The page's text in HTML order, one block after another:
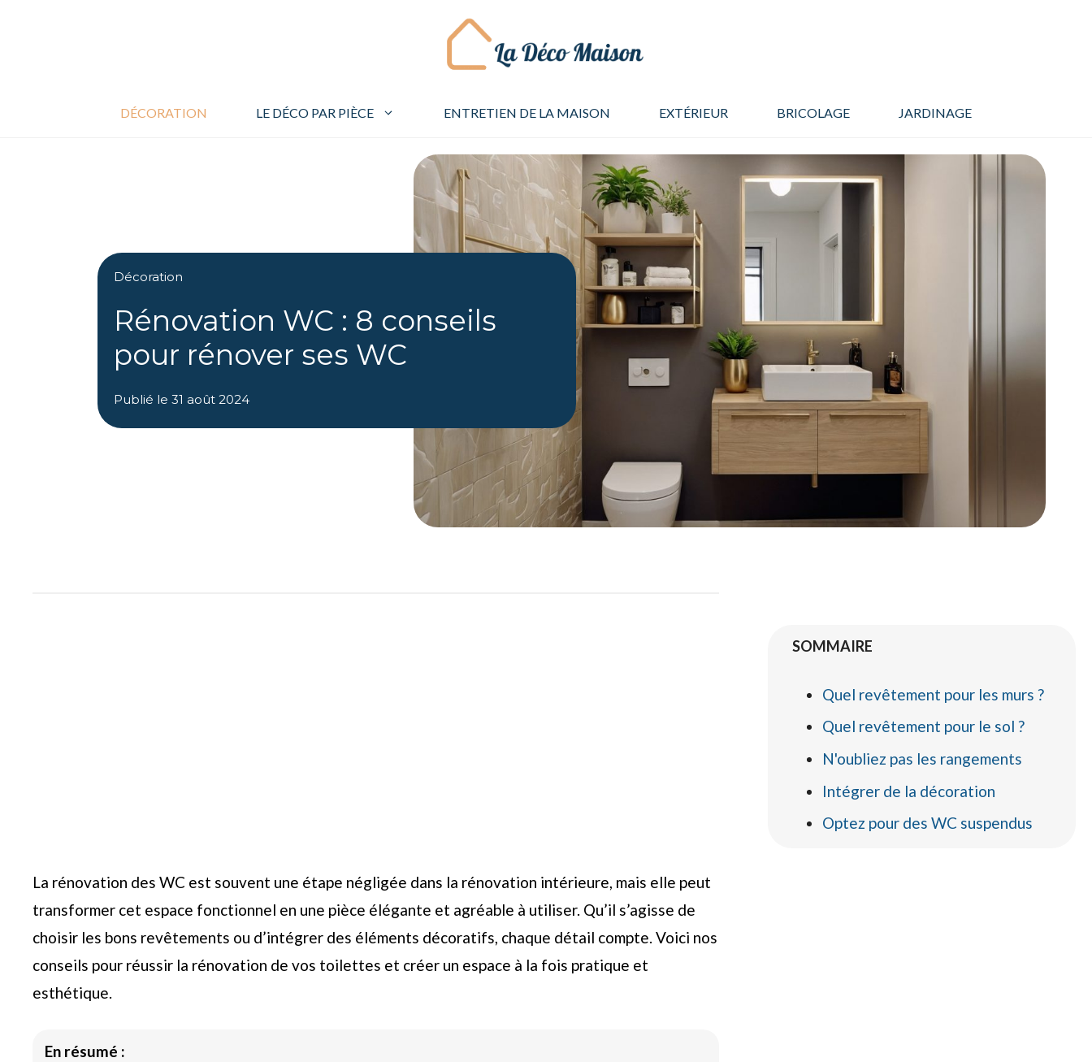
DÉCORATION LE DÉCO PAR PIÈCE ENTRETIEN DE LA MAISON EXTÉRIEUR BRICOLAGE JARDINAGE
Décoration
Rénovation WC : 8 conseils
pour rénover ses WC
Publié le 31 août 2024
La rénovation des WC est souvent une étape négligée dans la rénovation intérieure, mais elle peut
transformer cet espace fonctionnel en une pièce élégante et agréable à utiliser. Qu’il s’agisse de
choisir les bons revêtements ou d’intégrer des éléments décoratifs, chaque détail compte. Voici nos
conseils pour réussir la rénovation de vos toilettes et créer un espace à la fois pratique et
esthétique.
En résumé :
SOMMAIRE
Quel revêtement pour les murs ?
Quel revêtement pour le sol ?
N'oubliez pas les rangements
Intégrer de la décoration
Optez pour des WC suspendus